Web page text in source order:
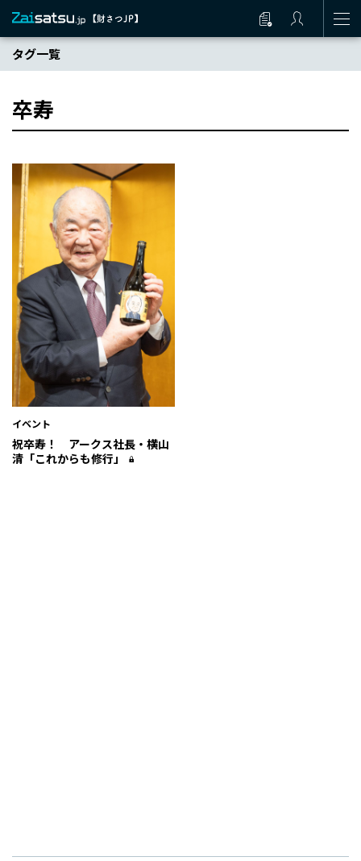
タグ一覧
卒寿
イベント
祝卒寿！ アークス社長・横山
清「これからも修行」